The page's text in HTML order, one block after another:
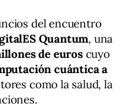
del encuentro
Quantum, una
de euroscuyo
cuántica a
como la salud, la